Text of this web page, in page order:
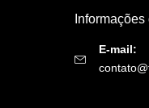
E-mail: